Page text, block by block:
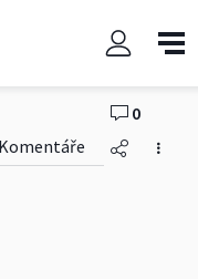
Komentáře
0